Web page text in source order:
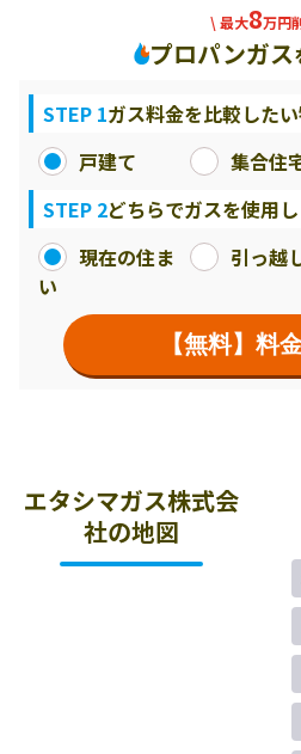
\ 最大8万円
プロパンガス
STEP 1ガス料金を比較した
戸建て
集合住
STEP 2どちらでガスを使用
現在の住ま
い
引っ越
【無料】料
エタシマガス株式会
社の地図